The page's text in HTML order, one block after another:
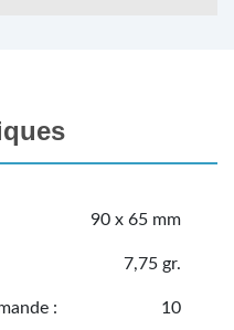
90 x 65 mm
7,75 gr.
: 10